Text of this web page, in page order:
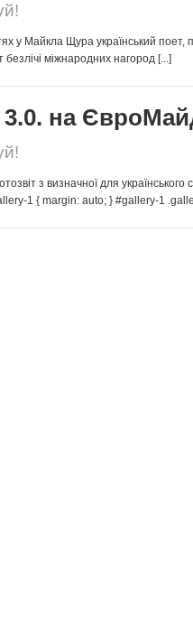
у Майкла Щура український поет,
міжнародних нагород [...]
на
з визначної для українського
1 { margin: auto; } #gallery-1